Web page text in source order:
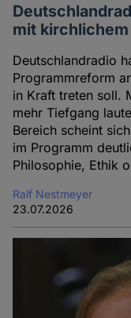
mit
Deutschlandradio
Programmreform
in Kraft treten soll.
mehr Tiefgang
Bereich scheint
im Programm
Philosophie, Ethik
Ralf Nestmeyer
23.07.2026